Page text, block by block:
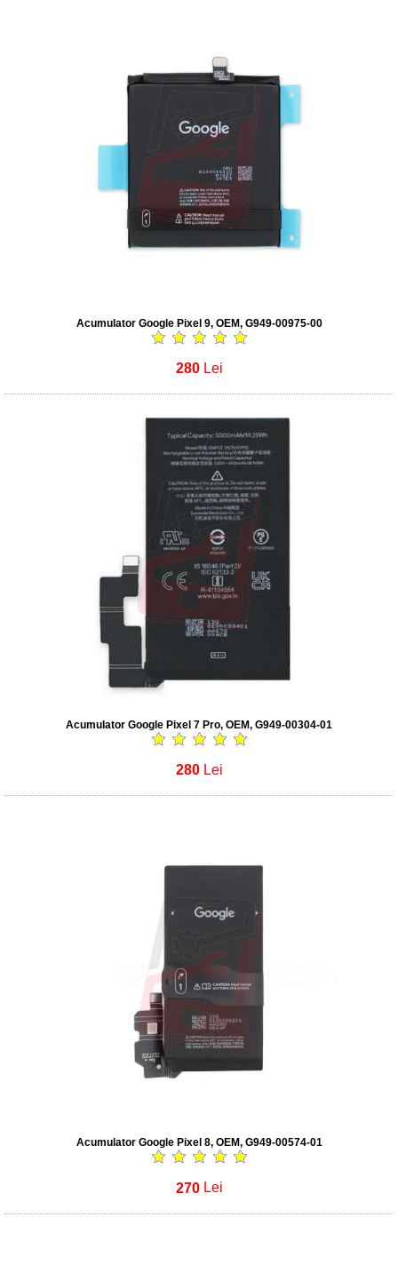
Acumulator Google Pixel 9, OEM, G949-00975-00
280 Lei
Acumulator Google Pixel 7 Pro, OEM, G949-00304-01
280 Lei
Acumulator Google Pixel 8, OEM, G949-00574-01
270 Lei